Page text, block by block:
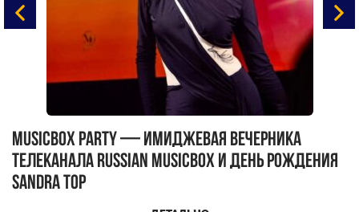
MUSICBOX PARTY — имиджевая вечерника
телеканала RUSSIAN MUSICBOX и день рождения
Sandra Top